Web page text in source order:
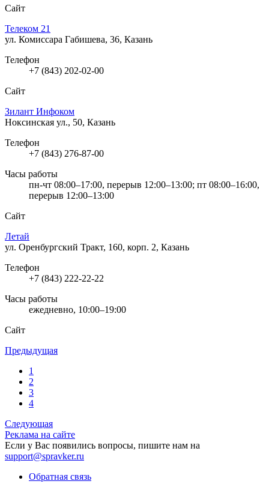
Сайт
Телеком 21
ул. Комиссара Габишева, 36, Казань
Телефон
+7 (843) 202-02-00
Сайт
Зилант Инфоком
Ноксинская ул., 50, Казань
Телефон
+7 (843) 276-87-00
Часы работы
пн-чт 08:00–17:00, перерыв 12:00–13:00; пт 08:00–16:00,
перерыв 12:00–13:00
Сайт
Летай
ул. Оренбургский Тракт, 160, корп. 2, Казань
Телефон
+7 (843) 222-22-22
Часы работы
ежедневно, 10:00–19:00
Сайт
Предыдущая
1
2
3
4
Следующая
Реклама на сайте
Если у Вас появились вопросы, пишите нам на
support@spravker.ru
Обратная связь